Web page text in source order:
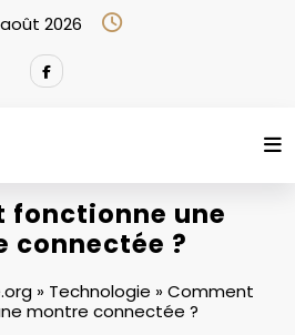
2026
fonctionne une
connectée ?
» Technologie »Comment
montre connectée ?